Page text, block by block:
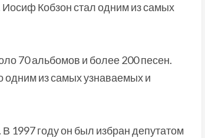
Иосиф Кобзон стал одним из самых
70 альбомов и более 200 песен.
одним из самых узнаваемых и
1997 году он был избран депутатом